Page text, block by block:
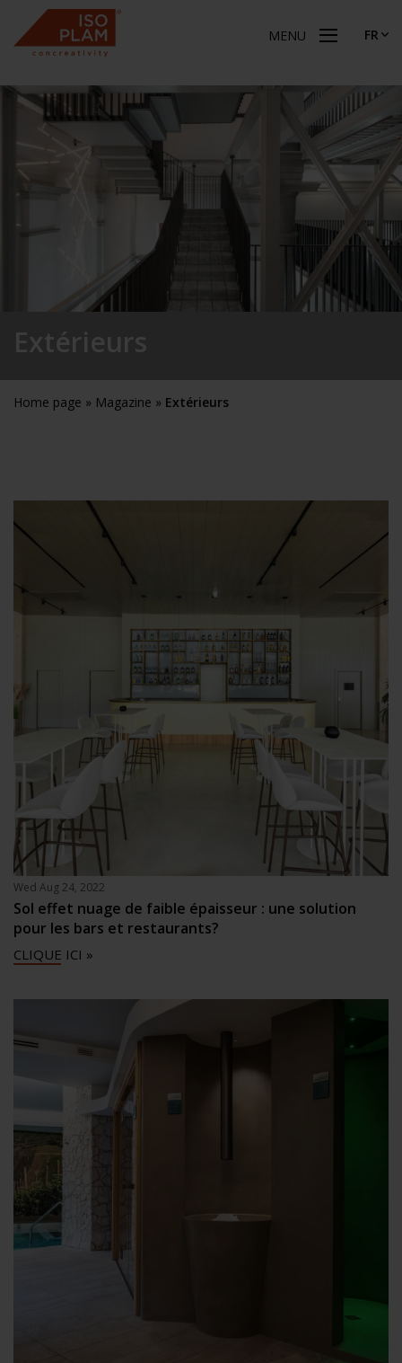
MENU FR
Extérieurs
Home page » Magazine » Extérieurs
Wed Aug 24, 2022
Sol effet nuage de faible épaisseur : une solution
pour les bars et restaurants?
CLIQUE ICI »